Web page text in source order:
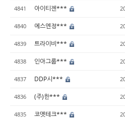
4841 아이티젠***
4840 에스엔정***
4839 트라이비***
4838 인아그룹***
4837 DDP시***
4836 (주)한***
4835 코멧테크***